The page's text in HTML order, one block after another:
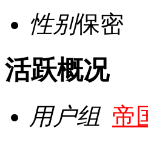
性别保密
活跃概况
用户组 帝